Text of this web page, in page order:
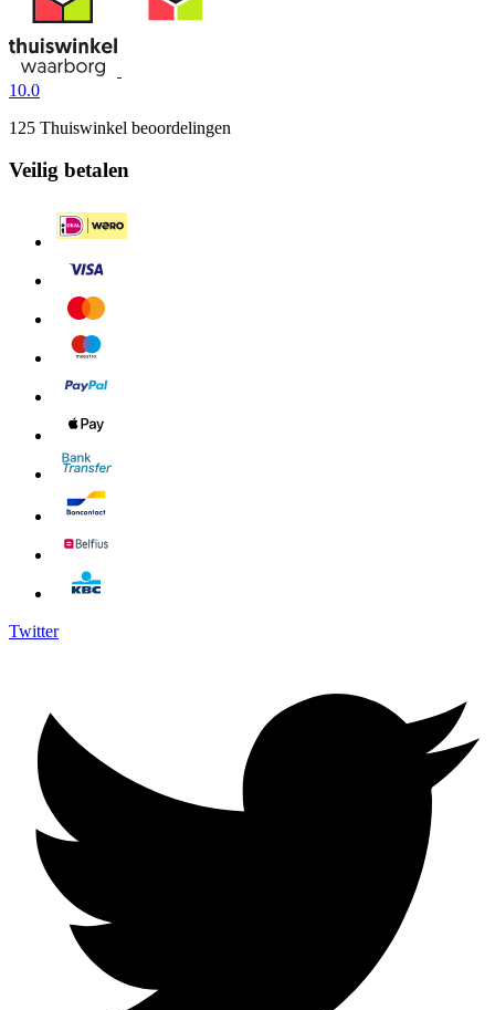
10.0
125 Thuiswinkel beoordelingen
Veilig betalen
Twitter